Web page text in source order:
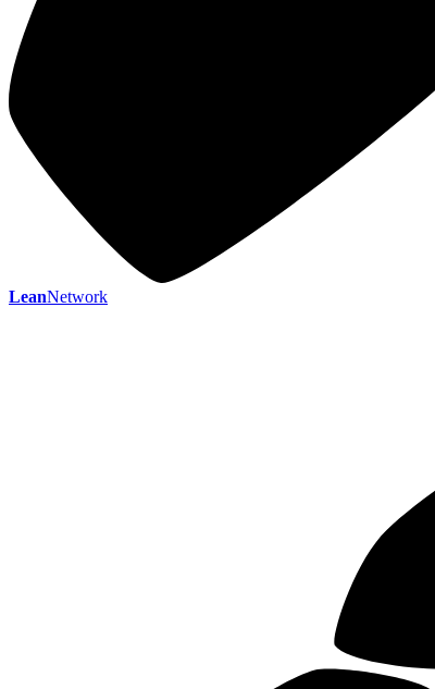
LeanNetwork